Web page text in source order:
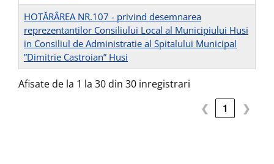
HOTĂRÂREA NR.107 - privind desemnarea
reprezentantilor Consiliului Local al Municipiului Husi
in Consiliul de Administratie al Spitalului Municipal
”Dimitrie Castroian” Husi
Afisate de la 1 la 30 din 30 inregistrari
❮ 1 ❯